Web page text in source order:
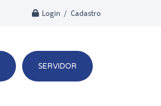
Login / Cadastro
SERVIDOR